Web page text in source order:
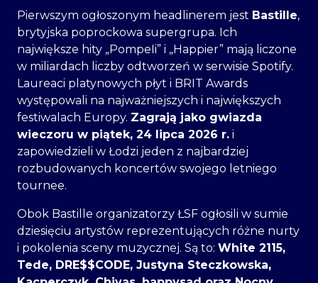
Pierwszym ogłoszonym headlinerem jest Bastille,
brytyjska poprockowa supergrupa. Ich
największe hity „PompeIi” i „Happier” mają liczone
w miliardach liczby odtworzeń w serwisie Spotify.
Laureaci platynowych płyt i BRIT Awards
występowali na najważniejszych i największych
festiwalach Europy. Zagrają jako gwiazda
wieczoru w piątek, 24 lipca 2026 r. i
zapowiedzieli w Łodzi jeden z najbardziej
rozbudowanych koncertów swojego letniego
tournee.
Obok Bastille organizatorzy ŁSF ogłosili w sumie
dziesięciu artystów reprezentujących różne nurty
i pokolenia sceny muzycznej. Są to: White 2115,
Tede, DRE$$CODE, Justyna Steczkowska,